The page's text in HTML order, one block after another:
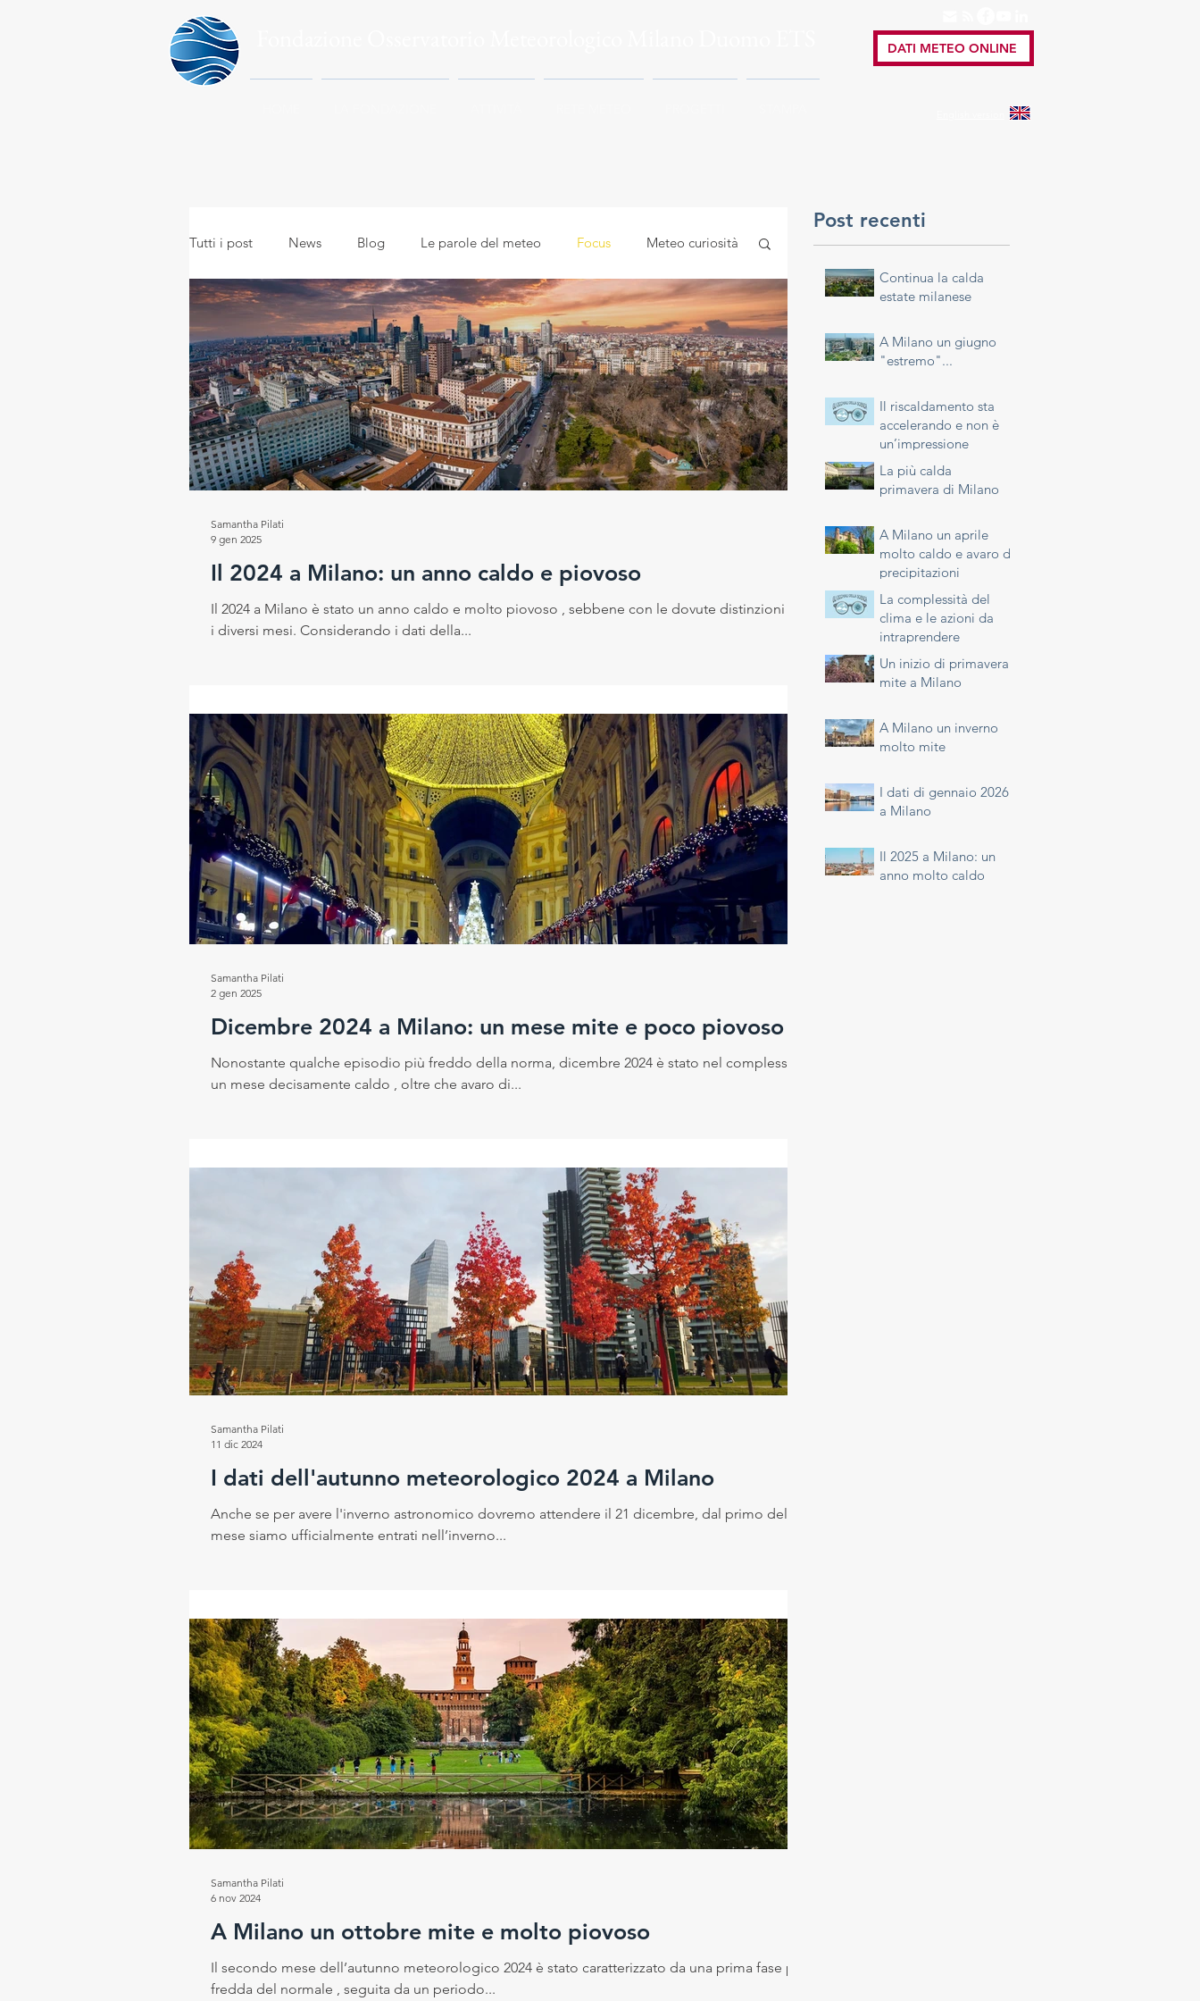
DATI METEO ONLINE
Tutti i post News Blog Le parole del meteo Focus Meteo curiosità
Meteo in everyday life Ambiente Astrocuriosità Meteo e Salute
Meteo e viaggi Meteorologia applicata Meteorologia e climatologia
Progetto RESEt Salute e sicurezza sui luoghi di la Cambiamento climatico
Rubrica del Direttore Scientifico
Il 2024 a Milano: un anno caldo e piovoso
Il 2024 a Milano è stato un anno caldo e molto piovoso , sebbene con le dovute distinzioni tra
i diversi mesi. Considerando i dati della...
Samantha Pilati
9 gen 2025
Dicembre 2024 a Milano: un mese mite e poco piovoso
Nonostante qualche episodio più freddo della norma, dicembre 2024 è stato nel complesso
un mese decisamente caldo , oltre che avaro di...
Samantha Pilati
2 gen 2025
I dati dell'autunno meteorologico 2024 a Milano
Anche se per avere l'inverno astronomico dovremo attendere il 21 dicembre, dal primo del
mese siamo ufficialmente entrati nell’inverno...
Samantha Pilati
11 dic 2024
A Milano un ottobre mite e molto piovoso
Il secondo mese dell’autunno meteorologico 2024 è stato caratterizzato da una prima fase più
fredda del normale , seguita da un periodo...
Samantha Pilati
6 nov 2024
Post recenti
Continua la calda
estate milanese
A Milano un giugno
"estremo"...
Il riscaldamento sta
accelerando e non è
un’impressione
La più calda
primavera di Milano
A Milano un aprile
molto caldo e avaro di
precipitazioni
La complessità del
clima e le azioni da
intraprendere
Un inizio di primavera
mite a Milano
A Milano un inverno
molto mite
I dati di gennaio 2026
a Milano
Il 2025 a Milano: un
anno molto caldo